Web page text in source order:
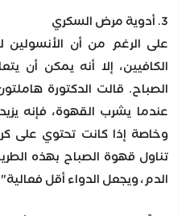
3. أدوية مرض السكري
على الرغم من أن
الكافيين، إلا أنه يمكن أن
الصباح. قالت الدكتورة
عندما يشرب القهوة، فإنه
وخاصة إذا كانت تحتوي على
تناول قهوة الصباح بهذه
الدم، ويجعل الدواء أقل